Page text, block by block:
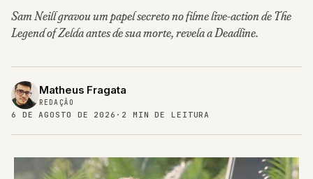
Sam Neill gravou um papel secreto no filme live-action de The
Legend of Zelda antes de sua morte, revela a Deadline.
Matheus Fragata
REDAÇÃO
6 DE AGOSTO DE 2026 · 2 MIN DE LEITURA